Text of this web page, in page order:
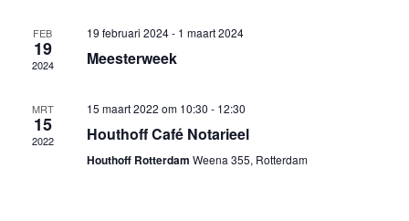
FEB
19
2024
19 februari 2024- 1 maart 2024
Meesterweek
MRT
15
2022
15 maart 2022 om 10:30 - 12:30
Houthoff Café Notarieel
Houthoff Rotterdam Weena 355, Rotterdam